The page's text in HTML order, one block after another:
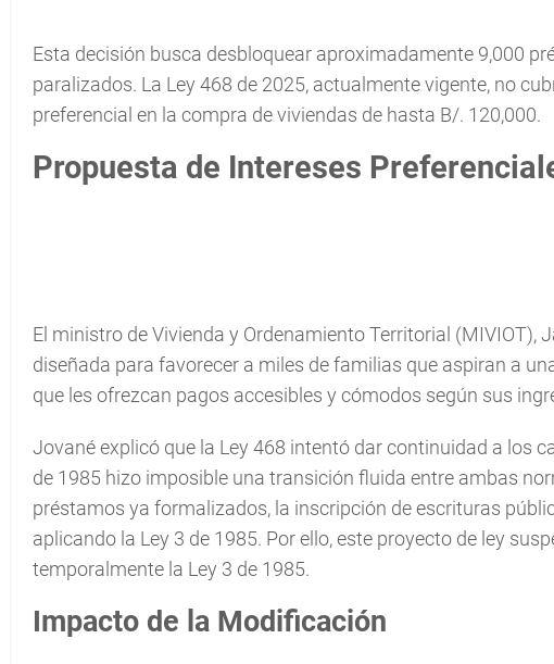
Esta decisión busca desbloquear aproximadamente 9,000
paralizados. La Ley 468 de 2025, actualmente vigente, no
preferencial en la compra de viviendas de hasta B/. 120,000.
Propuesta de Intereses
El ministro de Vivienda y Ordenamiento Territorial (MIVIOT),
diseñada para favorecer a miles de familias que aspiran a
que les ofrezcan pagos accesibles y cómodos según sus
Jované explicó que la Ley 468 intentó dar continuidad a los
de 1985 hizo imposible una transición fluida entre ambas
préstamos ya formalizados, la inscripción de escrituras
aplicando la Ley 3 de 1985. Por ello, este proyecto de ley
temporalmente la Ley 3 de 1985.
Impacto de la Modificación